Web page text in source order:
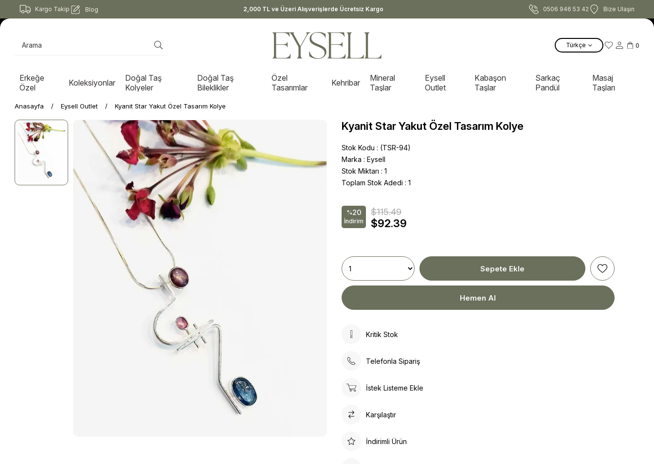
Kargo Takip Blog 2,000 TL ve Üzeri Alışverişlerde Ücretsiz Kargo 0506 946 53 42 Bize Ulaşın
Türkçe 0
Erkeğe
Özel
Koleksiyonlar
Doğal Taş
Kolyeler
Doğal Taş
Bileklikler
Özel
Tasarımlar
Kehribar
Mineral
Taşlar
Eysell
Outlet
Kabaşon
Taşlar
Sarkaç
Pandül
Masaj
Taşları
Anasayfa Eysell Outlet Kyanit Star Yakut Özel Tasarım Kolye
Kyanit Star Yakut Özel Tasarım Kolye
Stok Kodu
(TSR-94)
Marka : Eysell
Stok Miktarı : 1
Toplam Stok Adedi : 1
%20
İndirim
$115.49
$92.39
Kritik Stok
Telefonla Sipariş
İstek Listeme Ekle
Karşılaştır
İndirimli Ürün